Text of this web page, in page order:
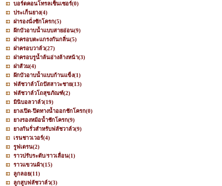
บอร์ดคอนโทรลเซ็นเซอร์(0)
ประเก็นยาง(4)
ฝารองนั่งชักโครก(5)
ฝักบัวอาบน้ำแบบสายอ่อน(9)
ฝาครอบตะแกรงกันกลิ่น(5)
ฝาครอบวาล์ว(27)
ฝาครอบรูน้ำล้นอ่างล้างหน้า(3)
ฝาส้วม(4)
ฝักบัวอาบน้ำแบบก้านแข็ง(1)
ฟลัชวาล์วโถปัสสาวะชาย(13)
ฟลัชวาล์วโถสุขภัณฑ์(2)
มินิบอลวาล์ว(19)
ยางเปิด-ปิดทางน้ำออกชักโครก(0)
ยางรองหม้อน้ำชักโครก(9)
ยางกันรั่วสำหรับฟลัชวาล์ว(9)
เรนชาวเวอร์(4)
รูฟเดรน(2)
ราวปรับระดับ/ราวเลื่อน(1)
ราวแขวนผ้า(15)
ลูกลอย(11)
ลูกสูบฟลัชวาล์ว(3)